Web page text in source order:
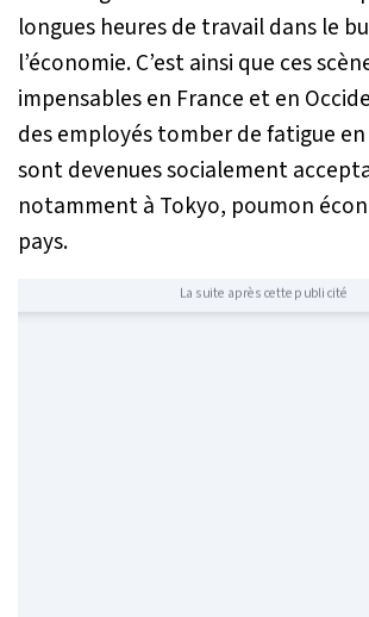
longues heures de travail dans le
l’économie. C’est ainsi que ces
impensables en France et en
des employés tomber de fatigue
sont devenues socialement
notamment à Tokyo, poumon
pays.
La suite après cette publicité